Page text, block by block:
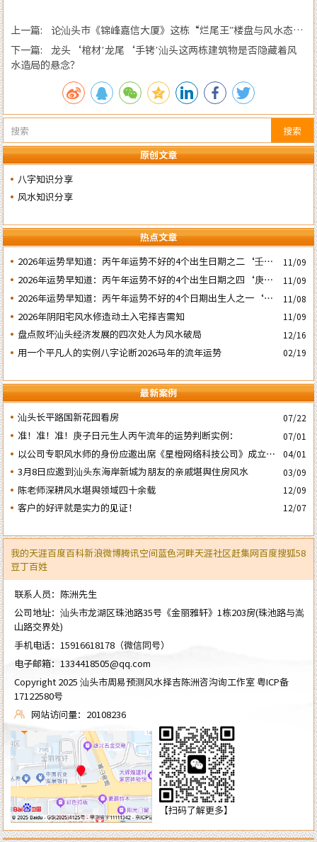
搜索
原创文章
八字知识分享
风水知识分享
热点文章
2026年运势早知道：丙午年运势不好的4个出生日期之二‘壬子’
日
11/09
2026年运势早知道：丙午年运势不好的4个出生日期之四‘庚子’
日
11/09
2026年运势早知道：丙午年运势不好的4个日期出生人之一‘戊
子’ 日
11/08
2026年阴阳宅风水修造动土入宅择吉需知 11/09
盘点败坏汕头经济发展的四次处人为风水破局 12/16
用一个平凡人的实例八字论断2026马年的流年运势 02/19
最新案例
汕头长平路国新花园看房
07/22
准！准！准！庚子日元生人丙午流年的运势判断实例： 07/01
以公司专职风水师的身份应邀出席《星橙网络科技公司》成立5
周年庆典
04/01
3月8日应邀到汕头东海岸新城为朋友的亲戚堪舆住房风水 03/09
陈老师深耕风水堪舆领域四十余载 12/09
客户的好评就是实力的见证！ 12/07
上一篇: 论汕头市《锦峰嘉信大厦》这栋“烂尾王”楼盘与风水态势
的关系
下一篇: 龙头‘棺材’龙尾‘手铐’汕头这两栋建筑物是否隐藏着风
水造局的悬念？
我的天涯百度百科新浪微博腾讯空间蓝色河畔天涯社区赶集网百度搜狐58
豆丁百姓
联系人员：陈洲先生
公司地址：汕头市龙湖区珠池路35号《金丽雅轩》1栋203房(珠池路与嵩
山路交界处)
手机电话： 15916618178 （微信同号）
电子邮箱： 1334418505@qq.com
Copyright 2025 汕头市周易预测风水择吉陈洲咨沟询工作室粤ICP备
17122580号
网站访问量：20108236
【扫码了解更多】